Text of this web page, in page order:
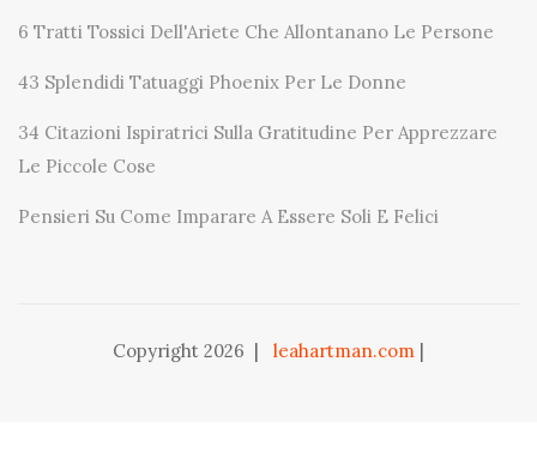
6 Tratti Tossici Dell'Ariete Che Allontanano Le Persone
43 Splendidi Tatuaggi Phoenix Per Le Donne
34 Citazioni Ispiratrici Sulla Gratitudine Per Apprezzare
Le Piccole Cose
Pensieri Su Come Imparare A Essere Soli E Felici
Copyright 2026 | leahartman.com |